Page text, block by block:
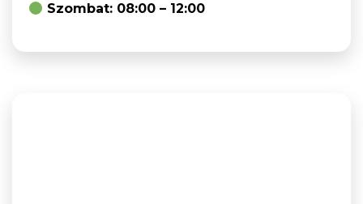
Szombat: 08:00 – 12:00